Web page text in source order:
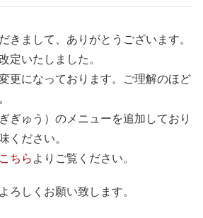
きまして、ありがとうございます。
定いたしました。
更になっております。ご理解のほど
ぎゅう）のメニューを追加しており
ください。
こちら よりご覧ください。
ろしくお願い致します。